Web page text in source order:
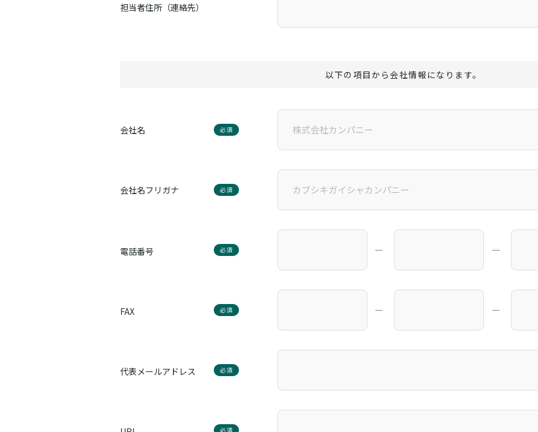
担当者住所（連絡先）
以下の項目から会社情報になります。
会社名 必須
会社名フリガナ 必須
電話番号 必須 ― ―
FAX 必須 ― ―
代表メールアドレス 必須
必須